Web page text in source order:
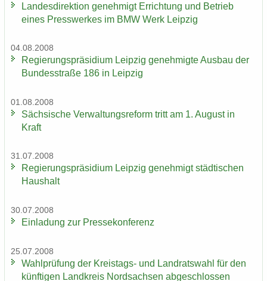
Lan­des­di­rek­ti­on ge­neh­migt Er­rich­tung und Be­trieb
eines Press­wer­kes im BMW Werk Leip­zig
04.08.2008
Re­gie­rungs­prä­si­di­um Leip­zig ge­neh­mig­te Aus­bau der
Bun­des­stra­ße 186 in Leip­zig
01.08.2008
Säch­si­sche Ver­wal­tungs­re­form tritt am 1. Au­gust in
Kraft
31.07.2008
Re­gie­rungs­prä­si­di­um Leip­zig ge­neh­migt städ­ti­schen
Haus­halt
30.07.2008
Ein­la­dung zur Pres­se­kon­fe­renz
25.07.2008
Wahl­prü­fung der Kreistags-​ und Land­rats­wahl für den
künf­ti­gen Land­kreis Nord­sach­sen ab­ge­schlos­sen